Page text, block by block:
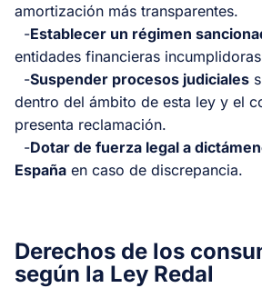
amortización más transparentes.
-Establecer un régimen
entidades financieras
-Suspender procesos judiciales
dentro del ámbito de esta ley y el
presenta reclamación.
-Dotar de fuerza legal a
España en caso de discrepancia.
Derechos de los
según la Ley Redal